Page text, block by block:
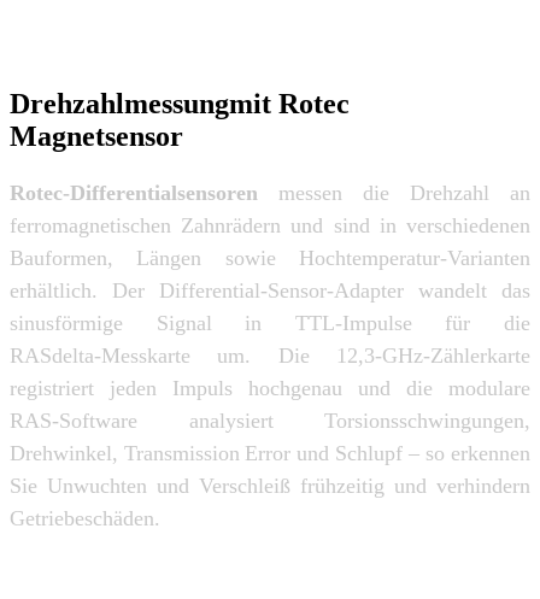
Drehzahlmessungmit Rotec
Magnetsensor
Rotec‑Differentialsensoren messen die Drehzahl an
ferromagnetischen Zahnrädern und sind in verschiedenen
Bauformen, Längen sowie Hochtemperatur‑Varianten
erhältlich. Der Differential‑Sensor‑Adapter wandelt das
sinusförmige Signal in TTL‑Impulse für die
RASdelta‑Messkarte um. Die 12,3‑GHz‑Zählerkarte
registriert jeden Impuls hochgenau und die modulare
RAS‑Software analysiert Torsionsschwingungen,
Drehwinkel, Transmission Error und Schlupf – so erkennen
Sie Unwuchten und Verschleiß frühzeitig und verhindern
Getriebeschäden.